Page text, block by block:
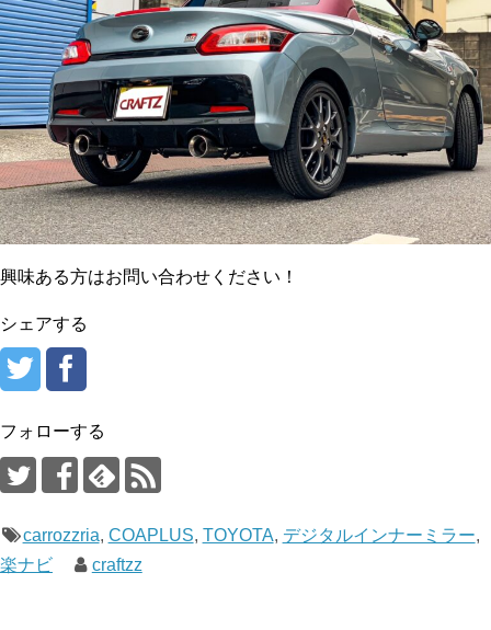
興味ある方はお問い合わせください！
シェアする
フォローする
carrozzria, COAPLUS, TOYOTA, デジタルインナーミラー,
楽ナビ
craftzz